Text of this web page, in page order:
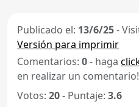
Publicado el: 13/6/25-
Versión para imprimir
Comentarios: 0- haga
en realizar un comentario!
Votos: 20- Puntaje: 3.6